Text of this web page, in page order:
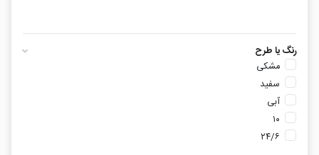
رنگ یا طرح
مشکی
سفید
آبی
۱۰
۲۴/۶